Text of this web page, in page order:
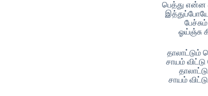
பெத்து
ஓய்ஞ்சு
தாலாட்டும்
சாயம்
சாயம் விட்டு